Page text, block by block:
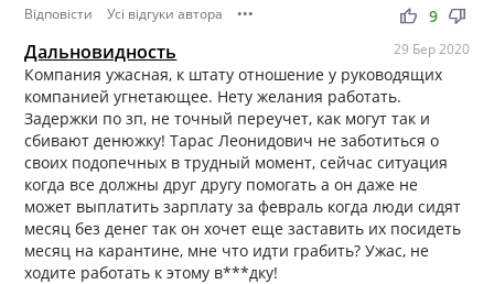
Відповісти Усі відгуки автора ••• thumb_up thumb_down
9
Дальновидность 29 Бер 2020
Компания ужасная, к штату отношение у руководящих
компанией угнетающее. Нету желания работать.
Задержки по зп, не точный переучет, как могут так и
сбивают денюжку! Тарас Леонидович не заботиться о
своих подопечных в трудный момент, сейчас ситуация
когда все должны друг другу помогать а он даже не
может выплатить зарплату за февраль когда люди сидят
месяц без денег так он хочет еще заставить их посидеть
месяц на карантине, мне что идти грабить? Ужас, не
ходите работать к этому в***дку!